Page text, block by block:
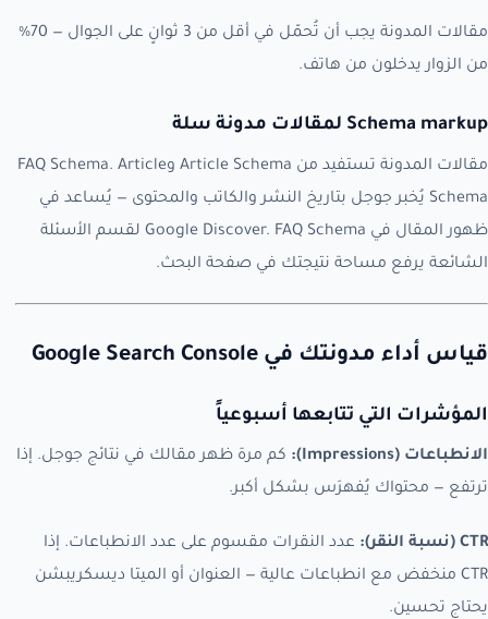
مقالات المدونة يجب أن تُحمّل في أقل من 3 ثوانٍ على الجوال — 70%
من الزوار يدخلون من هاتف.
Schema markup لمقالات مدونة سلة
مقالات المدونة تستفيد من Article Schema وFAQ Schema. Article
Schema يُخبر جوجل بتاريخ النشر والكاتب والمحتوى — يُساعد في
ظهور المقال في Google Discover. FAQ Schema لقسم الأسئلة
الشائعة يرفع مساحة نتيجتك في صفحة البحث.
قياس أداء مدونتك في Google Search Console
المؤشرات التي تتابعها أسبوعياً
الانطباعات (Impressions):
كم مرة ظهر مقالك في نتائج جوجل. إذا
ترتفع — محتواك يُفهرَس بشكل أكبر.
CTR (نسبة النقر):
عدد النقرات مقسوم على عدد الانطباعات. إذا
CTR منخفض مع انطباعات عالية — العنوان أو الميتا ديسكريبشن
يحتاج تحسين.